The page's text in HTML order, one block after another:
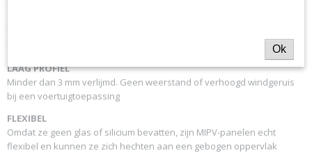
LAAG PROFIEL
Minder dan 3 mm verlijmd. Geen weerstand of verhoogd windgeruis
bij een voertuigtoepassing
FLEXIBEL
Omdat ze geen glas of silicium bevatten, zijn MIPV-panelen echt
flexibel en kunnen ze zich hechten aan een gebogen oppervlak
Ok